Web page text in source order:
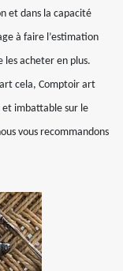
et dans la capacité
à faire l’estimation
les acheter en plus.
cela, Comptoir art
imbattable sur le
vous recommandons